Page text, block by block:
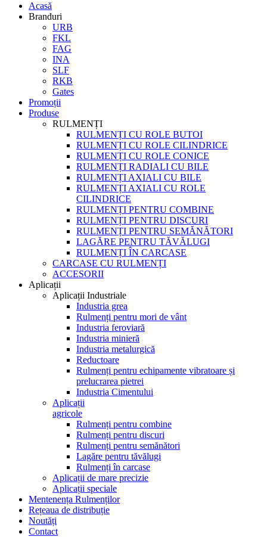
Acasă
Branduri
URB
FKL
FAG
INA
SLF
RKB
Gates
Promoții
Produse
RULMENȚI
RULMENȚI CU ROLE BUTOI
RULMENȚI CU ROLE CILINDRICE
RULMENȚI CU ROLE CONICE
RULMENȚI RADIALI CU BILE
RULMENȚI AXIALI CU BILE
RULMENȚI AXIALI CU ROLE
CILINDRICE
RULMENȚI PENTRU COMBINE
RULMENȚI PENTRU DISCURI
RULMENȚI PENTRU SEMĂNĂTORI
LAGĂRE PENTRU TĂVĂLUGI
RULMENȚI ÎN CARCASE
CARCASE CU RULMENȚI
ACCESORII
Aplicații
Aplicații Industriale
Industria grea
Rulmenți pentru mori de vânt
Industria feroviară
Industria minieră
Industria metalurgică
Reductoare
Rulmenți pentru echipamente vibratoare și
prelucrarea pietrei
Industria Cimentului
Aplicații
agricole
Rulmenți pentru combine
Rulmenți pentru discuri
Rulmenți pentru semănători
Lagăre pentru tăvălugi
Rulmenți în carcase
Aplicații de mare precizie
Aplicații speciale
Mentenența Rulmenților
Rețeaua de distribuție
Noutăți
Contact